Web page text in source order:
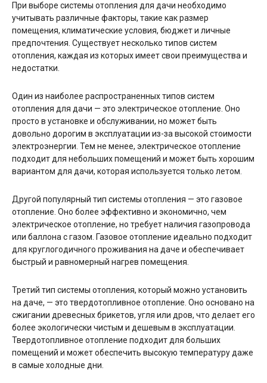
При выборе системы отопления для дачи необходимо
учитывать различные факторы, такие как размер
помещения, климатические условия, бюджет и личные
предпочтения. Существует несколько типов систем
отопления, каждая из которых имеет свои преимущества и
недостатки.
Один из наиболее распространенных типов систем
отопления для дачи — это электрическое отопление. Оно
просто в установке и обслуживании, но может быть
довольно дорогим в эксплуатации из-за высокой стоимости
электроэнергии. Тем не менее, электрическое отопление
подходит для небольших помещений и может быть хорошим
вариантом для дачи, которая используется только летом.
Другой популярный тип системы отопления — это газовое
отопление. Оно более эффективно и экономично, чем
электрическое отопление, но требует наличия газопровода
или баллона с газом. Газовое отопление идеально подходит
для круглогодичного проживания на даче и обеспечивает
быстрый и равномерный нагрев помещения.
Третий тип системы отопления, который можно установить
на даче, — это твердотопливное отопление. Оно основано на
сжигании древесных брикетов, угля или дров, что делает его
более экологически чистым и дешевым в эксплуатации.
Твердотопливное отопление подходит для больших
помещений и может обеспечить высокую температуру даже
в самые холодные дни.